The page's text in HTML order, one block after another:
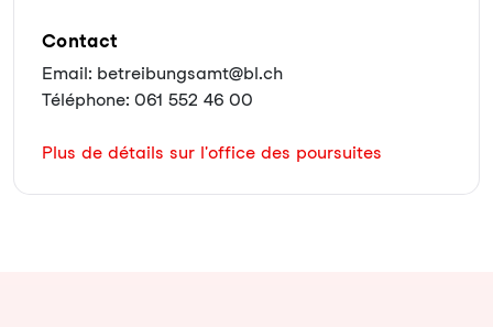
Contact
Email: betreibungsamt@bl.ch
Téléphone: 061 552 46 00
Plus de détails sur l'office des poursuites